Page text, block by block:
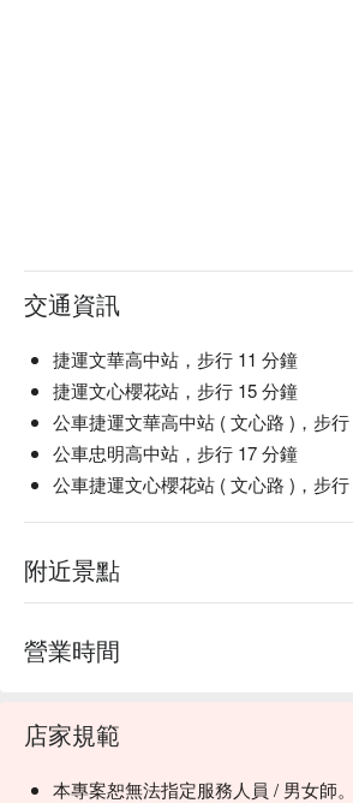
交通資訊
捷運文華高中站，步行 11 分鐘
捷運文心櫻花站，步行 15 分鐘
公車捷運文華高中站 ( 文心路 )，步
公車忠明高中站，步行 17 分鐘
公車捷運文心櫻花站 ( 文心路 )，步
附近景點
營業時間
店家規範
本專案恕無法指定服務人員 / 男女師。